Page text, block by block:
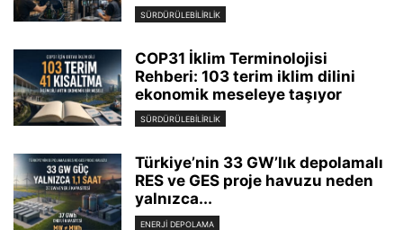
SÜRDÜRÜLEBILIRLIK
COP31 İklim Terminolojisi
Rehberi: 103 terim iklim dilini
ekonomik meseleye taşıyor
SÜRDÜRÜLEBILIRLIK
Türkiye’nin 33 GW’lık depolamalı
RES ve GES proje havuzu neden
yalnızca...
ENERJI DEPOLAMA